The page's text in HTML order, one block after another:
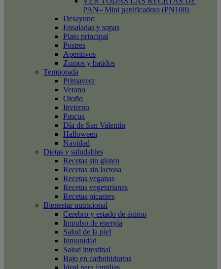
PAN– Mini panificadora (PN100)
Desayuno
Ensaladas y sopas
Plato principal
Postres
Aperitivos
Zumos y batidos
Temporada
Primavera
Verano
Otoño
Invierno
Pascua
Día de San Valentín
Halloween
Navidad
Dietas y saludables
Recetas sin gluten
Recetas sin lactosa
Recetas veganas
Recetas vegetarianas
Recetas picantes
Bienestar nutricional
Cerebro y estado de ánimo
Impulso de energía
Salud de la piel
Inmunidad
Salud intestinal
Bajo en carbohidratos
Ideal para familias